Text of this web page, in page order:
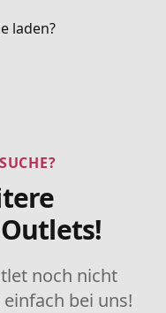
laden?
noch nicht
bei uns!